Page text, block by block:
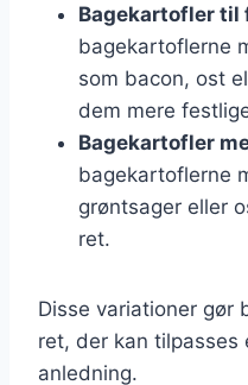
Bagekartofler til
bagekartoflerne
som bacon, ost
dem mere
Bagekartofler
bagekartoflerne
grøntsager eller
ret.
Disse variationer gør
ret, der kan tilpasses
anledning.